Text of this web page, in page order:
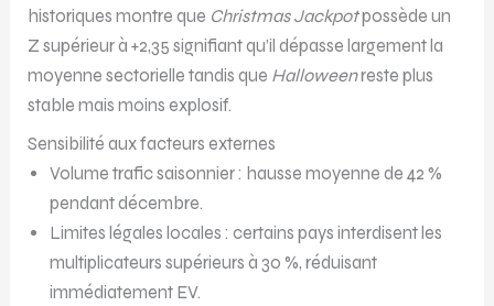
historiques montre que Christmas Jackpotpossède un
Z supérieur à +2,35 signifiant qu’il dépasse largement la
moyenne sectorielle tandis que Halloweenreste plus
stable mais moins explosif.
Sensibilité aux facteurs externes
Volume trafic saisonnier : hausse moyenne de 42 %
pendant décembre.
Limites légales locales : certains pays interdisent les
multiplicateurs supérieurs à 30 %, réduisant
immédiatement EV.